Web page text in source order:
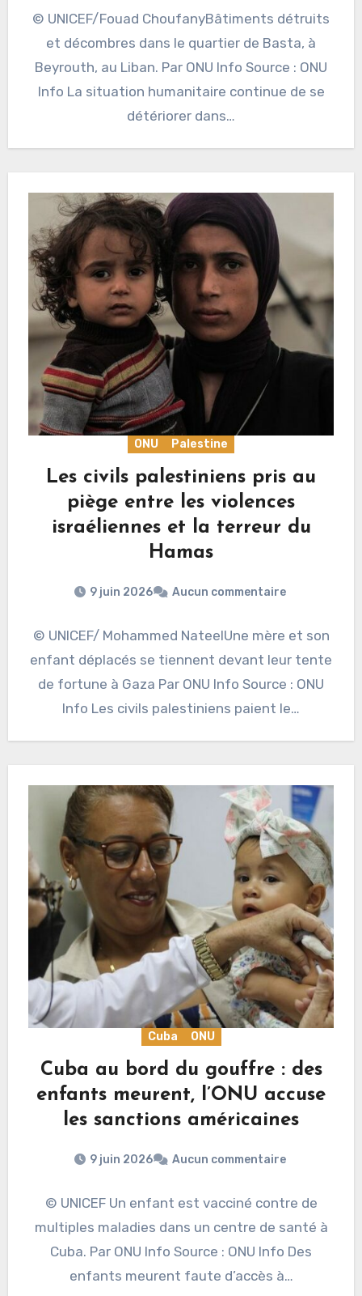
© UNICEF/Fouad ChoufanyBâtiments détruits
et décombres dans le quartier de Basta, à
Beyrouth, au Liban. Par ONU Info Source : ONU
Info La situation humanitaire continue de se
détériorer dans…
ONU Palestine
Les civils palestiniens pris au
piège entre les violences
israéliennes et la terreur du
Hamas
9 juin 2026 Aucun commentaire
© UNICEF/ Mohammed NateelUne mère et son
enfant déplacés se tiennent devant leur tente
de fortune à Gaza Par ONU Info Source : ONU
Info Les civils palestiniens paient le…
Cuba ONU
Cuba au bord du gouffre : des
enfants meurent, l’ONU accuse
les sanctions américaines
9 juin 2026 Aucun commentaire
© UNICEF Un enfant est vacciné contre de
multiples maladies dans un centre de santé à
Cuba. Par ONU Info Source : ONU Info Des
enfants meurent faute d’accès à…